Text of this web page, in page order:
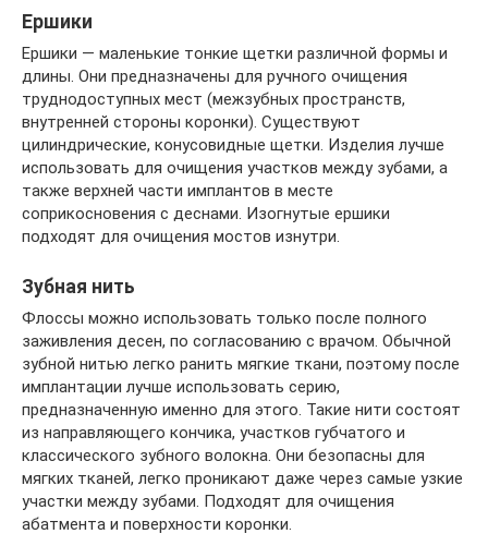
Ершики
Ершики — маленькие тонкие щетки различной формы и
длины. Они предназначены для ручного очищения
труднодоступных мест (межзубных пространств,
внутренней стороны коронки). Существуют
цилиндрические, конусовидные щетки. Изделия лучше
использовать для очищения участков между зубами, а
также верхней части имплантов в месте
соприкосновения с деснами. Изогнутые ершики
подходят для очищения мостов изнутри.
Зубная нить
Флоссы можно использовать только после полного
заживления десен, по согласованию с врачом. Обычной
зубной нитью легко ранить мягкие ткани, поэтому после
имплантации лучше использовать серию,
предназначенную именно для этого. Такие нити состоят
из направляющего кончика, участков губчатого и
классического зубного волокна. Они безопасны для
мягких тканей, легко проникают даже через самые узкие
участки между зубами. Подходят для очищения
абатмента и поверхности коронки.